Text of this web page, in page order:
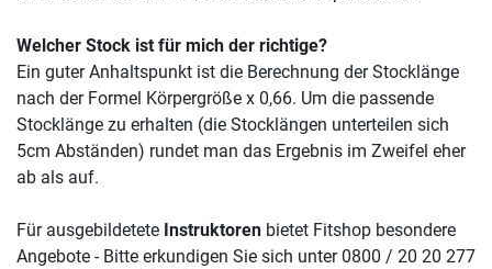
Welcher Stock ist für mich der richtige?
Ein guter Anhaltspunkt ist die Berechnung der Stocklänge
nach der Formel Körpergröße x 0,66. Um die passende
Stocklänge zu erhalten (die Stocklängen unterteilen sich
5cm Abständen) rundet man das Ergebnis im Zweifel eher
ab als auf.
Für ausgebildetete Instruktoren bietet Fitshop besondere
Angebote - Bitte erkundigen Sie sich unter 0800 / 20 20 277